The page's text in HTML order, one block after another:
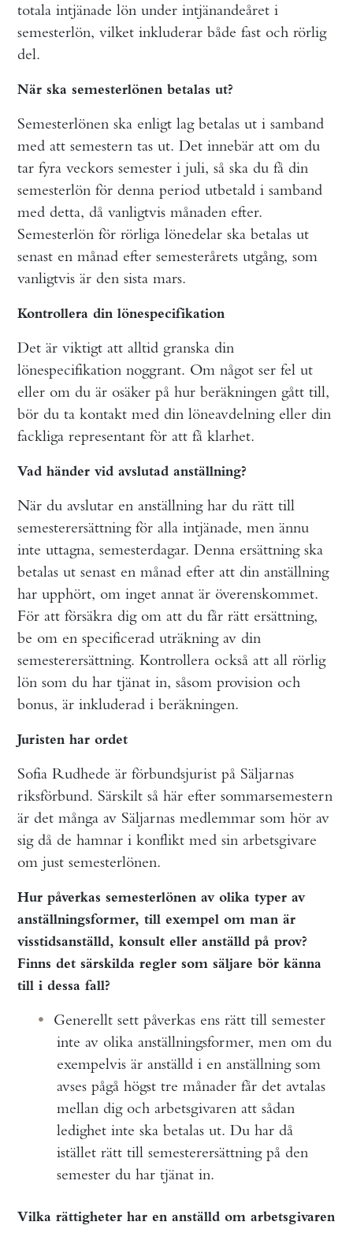
totala intjänade lön under intjänandeåret i
semesterlön, vilket inkluderar både fast och rörlig
del.
När ska semesterlönen betalas ut?
Semesterlönen ska enligt lag betalas ut i samband
med att semestern tas ut. Det innebär att om du
tar fyra veckors semester i juli, så ska du få din
semesterlön för denna period utbetald i samband
med detta, då vanligtvis månaden efter.
Semesterlön för rörliga lönedelar ska betalas ut
senast en månad efter semesterårets utgång, som
vanligtvis är den sista mars.
Kontrollera din lönespecifikation
Det är viktigt att alltid granska din
lönespecifikation noggrant. Om något ser fel ut
eller om du är osäker på hur beräkningen gått till,
bör du ta kontakt med din löneavdelning eller din
fackliga representant för att få klarhet.
Vad händer vid avslutad anställning?
När du avslutar en anställning har du rätt till
semesterersättning för alla intjänade, men ännu
inte uttagna, semesterdagar. Denna ersättning ska
betalas ut senast en månad efter att din anställning
har upphört, om inget annat är överenskommet.
För att försäkra dig om att du får rätt ersättning,
be om en specificerad uträkning av din
semesterersättning. Kontrollera också att all rörlig
lön som du har tjänat in, såsom provision och
bonus, är inkluderad i beräkningen.
Juristen har ordet
Sofia Rudhede är förbundsjurist på Säljarnas
riksförbund. Särskilt så här efter sommarsemestern
är det många av Säljarnas medlemmar som hör av
sig då de hamnar i konflikt med sin arbetsgivare
om just semesterlönen.
Hur påverkas semesterlönen av olika typer av
anställningsformer, till exempel om man är
visstidsanställd, konsult eller anställd på prov?
Finns det särskilda regler som säljare bör känna
till i dessa fall?
Generellt sett påverkas ens rätt till semester
inte av olika anställningsformer, men om du
exempelvis är anställd i en anställning som
avses pågå högst tre månader får det avtalas
mellan dig och arbetsgivaren att sådan
ledighet inte ska betalas ut. Du har då
istället rätt till semesterersättning på den
semester du har tjänat in.
Vilka rättigheter har en anställd om arbetsgivaren